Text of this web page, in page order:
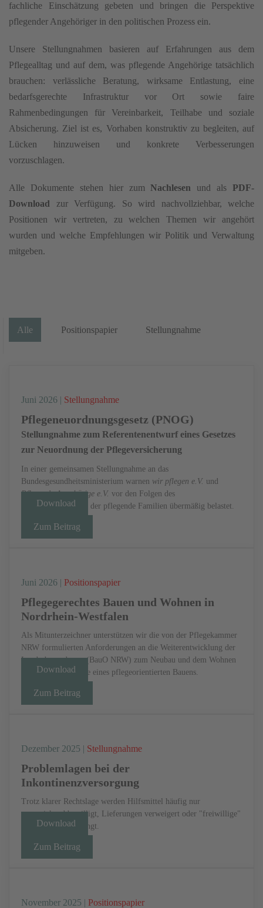
fachliche Einschätzung gebeten und bringen die Perspektive
pflegender Angehöriger in den politischen Prozess ein.
Unsere Stellungnahmen basieren auf Erfahrungen aus dem
Pflegealltag und auf dem, was pflegende Angehörige tatsächlich
brauchen: verlässliche Beratung, wirksame Entlastung, eine
bedarfsgerechte Infrastruktur vor Ort sowie faire
Rahmenbedingungen für Vereinbarkeit, Teilhabe und soziale
Absicherung. Ziel ist es, Vorhaben konstruktiv zu begleiten, auf
Lücken hinzuweisen und konkrete Verbesserungen
vorzuschlagen.
Alle Dokumente stehen hier zumNachlesen und als PDF-
Download zur Verfügung. So wird nachvollziehbar, welche
Positionen wir vertreten, zu welchen Themen wir angehört
wurden und welche Empfehlungen wir Politik und Verwaltung
mitgeben.
Alle Positionspapier Stellungnahme
Juni 2026 | Stellungnahme
Pflegeneuordnungsgesetz (PNOG)
Stellungnahme zum Referentenentwurf eines Gesetzes
zur Neuordnung der Pflegeversicherung
In einer gemeinsamen Stellungnahme an das
Bundesgesundheitsministerium warnen wir pflegen e.V. und
Pflegende Angehörige e.V. vor den Folgen des
Referentenentwurfs, der pflegende Familien übermäßig belastet.
Download
Zum Beitrag
Juni 2026 | Positionspapier
Pflegegerechtes Bauen und Wohnen in
Nordrhein-Westfalen
Als Mitunterzeichner unterstützen wir die von der Pflegekammer
NRW formulierten Anforderungen an die Weiterentwicklung der
Landesbauordnung (BauO NRW) zum Neubau und dem Wohnen
im Bestand im Sinne eines pflegeorientierten Bauens.
Download
Zum Beitrag
Dezember 2025 | Stellungnahme
Problemlagen bei der
Inkontinenzversorgung
Trotz klarer Rechtslage werden Hilfsmittel häufig nur
unzureichend bewilligt, Lieferungen verweigert oder "freiwillige"
Aufzahlungen verlangt.
Download
Zum Beitrag
November 2025 | Positionspapier